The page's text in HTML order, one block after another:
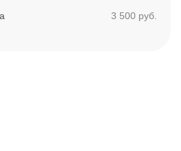
3 500 руб.